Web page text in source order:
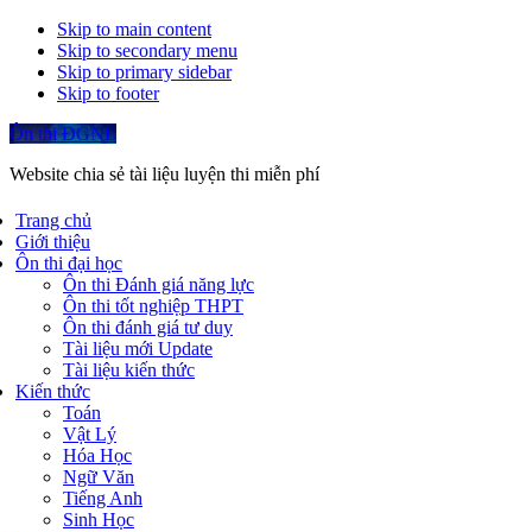
Skip to main content
Skip to secondary menu
Skip to primary sidebar
Skip to footer
Ôn thi ĐGNL
Website chia sẻ tài liệu luyện thi miễn phí
Trang chủ
Giới thiệu
Ôn thi đại học
Ôn thi Đánh giá năng lực
Ôn thi tốt nghiệp THPT
Ôn thi đánh giá tư duy
Tài liệu mới Update
Tài liệu kiến thức
Kiến thức
Toán
Vật Lý
Hóa Học
Ngữ Văn
Tiếng Anh
Sinh Học